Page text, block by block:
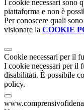
I cookie necessari sono
piattaforma e non è
Per conoscere quali
visionare la COOKIE
Cookie necessari per il
I cookie necessari per il
disabilitati. È possibile
policy.